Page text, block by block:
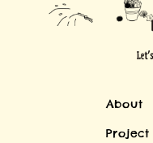
About
Project